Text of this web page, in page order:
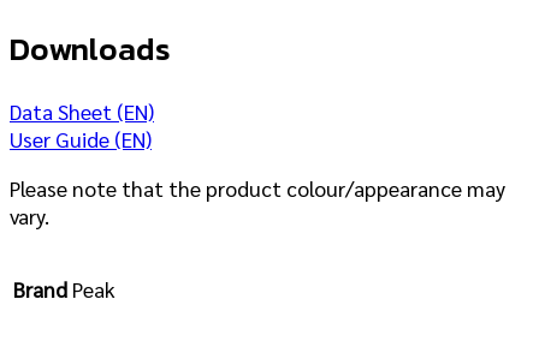
Downloads
Data Sheet (EN)
User Guide (EN)
Please note that the product colour/appearance may
vary.
Brand Peak